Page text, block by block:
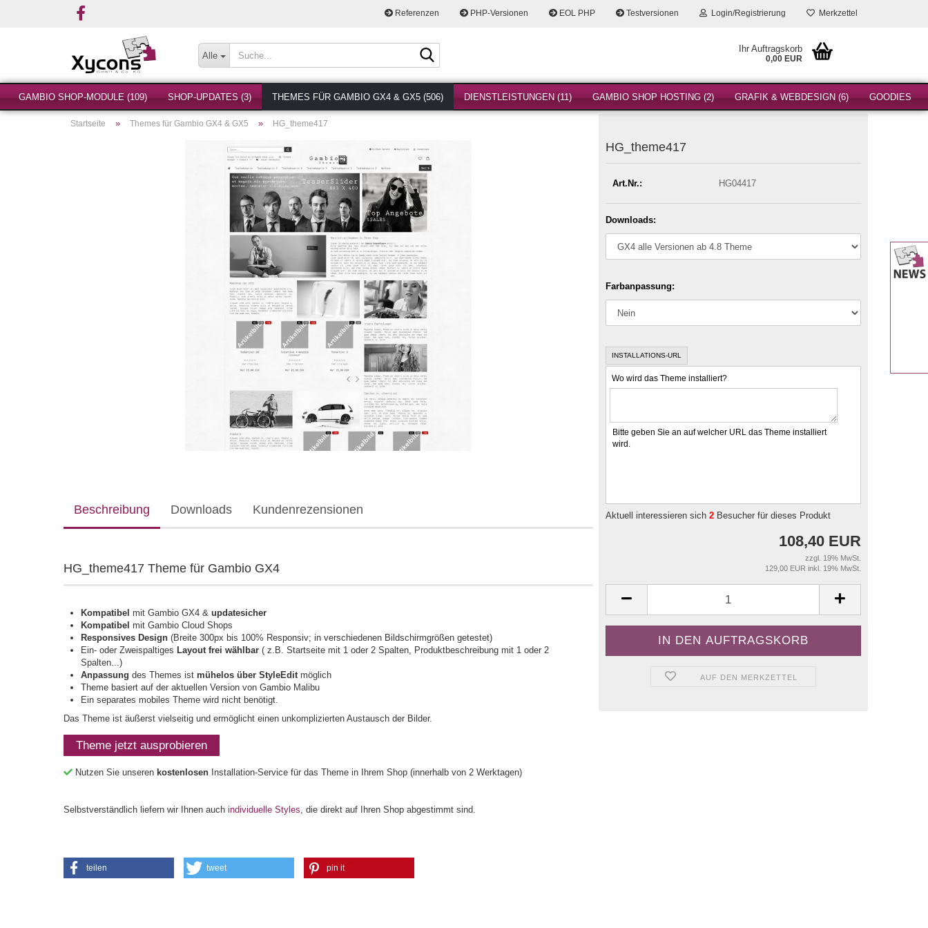
Referenzen PHP-Versionen EOL PHP Testversionen Login/Registrierung Merkzettel
Alle
Ihr Auftragskorb
0,00 EUR
GAMBIO SHOP-MODULE (109) SHOP-UPDATES (3) THEMES FÜR GAMBIO GX4 & GX5 (506) DIENSTLEISTUNGEN (11) GAMBIO SHOP HOSTING (2) GRAFIK & WEBDESIGN (6) GOODIES
Startseite » Themes für Gambio GX4 & GX5 » HG_theme417
HG_theme417
Art.Nr.: HG04417
Downloads:
Farbanpassung:
INSTALLATIONS-URL
Wo wird das Theme installiert?
Bitte geben Sie an auf welcher URL das Theme installiert
wird.
Aktuell interessieren sich 2 Besucher für dieses Produkt
108,40 EUR
zzgl. 19% MwSt.
129,00 EUR inkl. 19% MwSt.
AUF DEN MERKZETTEL
Beschreibung Downloads Kundenrezensionen
HG_theme417 Theme für Gambio GX4
Kompatibel mit Gambio GX4 & updatesicher
Kompatibel mit Gambio Cloud Shops
Responsives Design (Breite 300px bis 100% Responsiv; in verschiedenen Bildschirmgrößen getestet)
Ein- oder Zweispaltiges Layout frei wählbar ( z.B. Startseite mit 1 oder 2 Spalten, Produktbeschreibung mit 1 oder 2
Spalten...)
Anpassung des Themes ist mühelos über StyleEditmöglich
Theme basiert auf der aktuellen Version von Gambio Malibu
Ein separates mobiles Theme wird nicht benötigt.
Das Theme ist äußerst vielseitig und ermöglicht einen unkomplizierten Austausch der Bilder.
Theme jetzt ausprobieren
Nutzen Sie unseren kostenlosen Installation-Service für das Theme in Ihrem Shop (innerhalb von 2 Werktagen)
Selbstverständlich liefern wir Ihnen auch individuelle Styles, die direkt auf Ihren Shop abgestimmt sind.
teilen tweet pin it